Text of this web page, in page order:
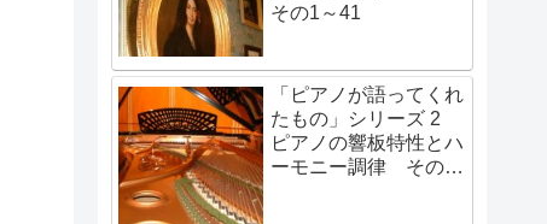
その1～41
「ピアノが語ってくれ
たもの」シリーズ 2
ピアノの響板特性とハ
ーモニー調律 その1